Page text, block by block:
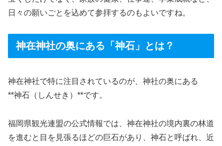
日々の願いごとを込めて参拝するのもよいですね。
神在神社の奥にある「神石」とは？
神在神社で特に注目されているのが、神社の奥にある
**神石（しんせき）**です。
福岡県観光連盟の公式情報では、神在神社の境内裏の林道
を進むと目を見張るほどの巨石があり、神石と呼ばれ、近